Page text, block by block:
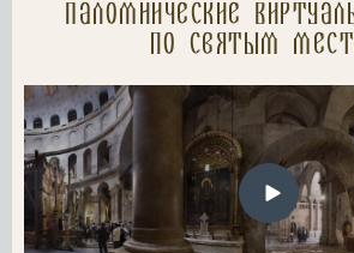
Паломнические
по святым